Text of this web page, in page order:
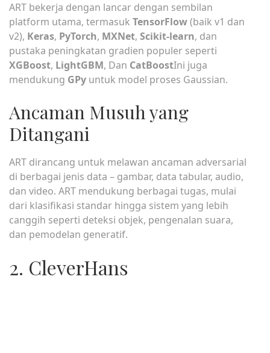
ART bekerja dengan lancar dengan sembilan
platform utama, termasuk TensorFlow(baik v1 dan
v2), Keras, PyTorch, MXNet, Scikit-learn, dan
pustaka peningkatan gradien populer seperti
XGBoost, LightGBM, Dan CatBoostIni juga
mendukung GPy untuk model proses Gaussian.
Ancaman Musuh yang
Ditangani
ART dirancang untuk melawan ancaman adversarial
di berbagai jenis data – gambar, data tabular, audio,
dan video. ART mendukung berbagai tugas, mulai
dari klasifikasi standar hingga sistem yang lebih
canggih seperti deteksi objek, pengenalan suara,
dan pemodelan generatif.
2. CleverHans